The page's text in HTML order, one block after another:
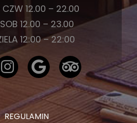
CZW 12.00 – 22.00
12.00 – 23.00
12:00 – 22:00
REGULAMIN